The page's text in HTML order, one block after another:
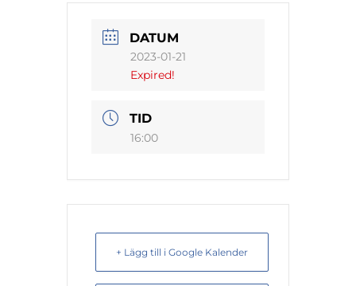
DATUM
2023-01-21
Expired!
TID
16:00
+ Lägg till i Google Kalender